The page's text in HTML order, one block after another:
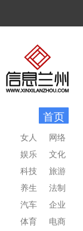
首页
网络
文化
旅游
法制
企业
电商
女人
娱乐
科技
养生
汽车
体育